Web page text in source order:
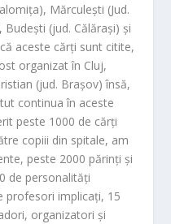
Mărculești (Jud.
(jud. Călărași) și
aceste cărți sunt citite,
organizat în Cluj,
(jud. Brașov) însă,
continua în aceste
peste 1000 de cărți
copiii din spitale, am
peste 2000 părinți și
de personalități
profesori implicați, 15
organizatori și